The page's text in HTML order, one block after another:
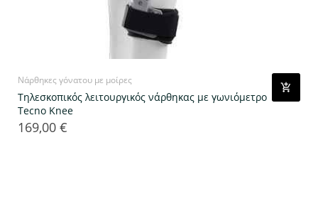
Νάρθηκες γόνατου με μοίρες
Τηλεσκοπικός λειτουργικός νάρθηκας με γωνιόμετρο
Tecno Knee
Τιμή
169,00 €